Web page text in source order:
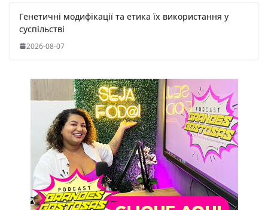
Генетичні модифікації та етика їх використання у
суспільстві
2026-08-07